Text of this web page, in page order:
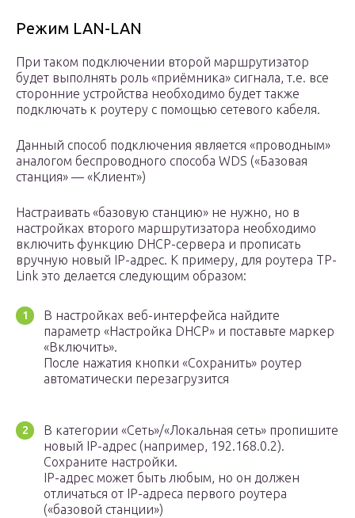
Режим LAN-LAN
При таком подключении второй маршрутизатор
будет выполнять роль «приёмника» сигнала, т.е. все
сторонние устройства необходимо будет также
подключать к роутеру с помощью сетевого кабеля.
Данный способ подключения является «проводным»
аналогом беспроводного способа WDS («Базовая
станция» — «Клиент»)
Настраивать «базовую станцию» не нужно, но в
настройках второго маршрутизатора необходимо
включить функцию DHCP-сервера и прописать
вручную новый IP-адрес. К примеру, для роутера TP-
Link это делается следующим образом:
В настройках веб-интерфейса найдите
параметр «Настройка DHCP» и поставьте маркер
«Включить».
После нажатия кнопки «Сохранить» роутер
автоматически перезагрузится
В категории «Сеть»/«Локальная сеть» пропишите
новый IP-адрес (например, 192.168.0.2).
Сохраните настройки.
IP-адрес может быть любым, но он должен
отличаться от IP-адреса первого роутера
(«базовой станции»)